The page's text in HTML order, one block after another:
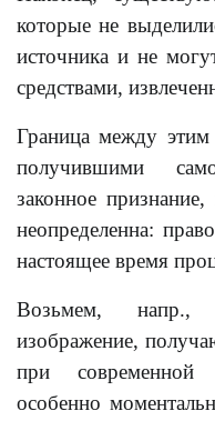
которые не
источника и не
средствами,
Граница между
получившими
законное
неопределенна:
настоящее время
Возьмем, напр.,
изображение,
при современной
особенно